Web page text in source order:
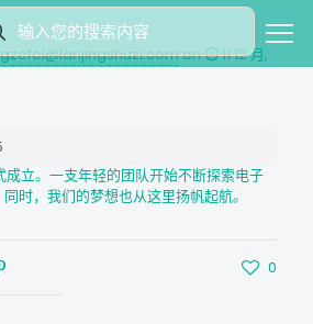
on
11 12 月,
成立。一支年轻的团队开始不断探索电子
时，我们的梦想也从这里扬帆起航。
0